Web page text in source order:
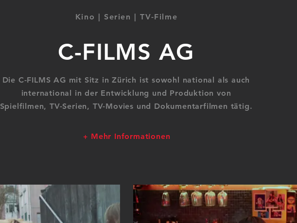
Kino | Serien | TV-Filme
C-FILMS AG
Die C-FILMS AG mit Sitz in Zürich ist sowohl national als auch
international in der Entwicklung und Produktion von
Spielfilmen, TV-Serien, TV-Movies und Dokumentarfilmen tätig.
+ Mehr Informationen